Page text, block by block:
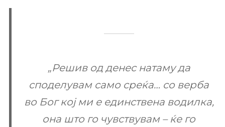
„Решив од денес натаму да
споделувам само среќа… со верба
во Бог кој ми е единствена водилка,
она што го чувствувам – ќе го